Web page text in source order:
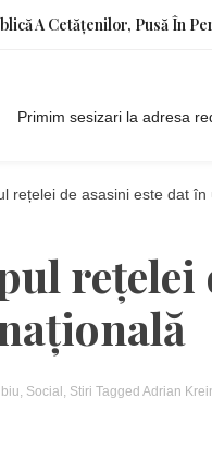
A Cetățenilor, Pusă În
Primim sesizari la adresa
rețelei de asasini este dat
rețelei
, Social , Stiri Tagged Adrian